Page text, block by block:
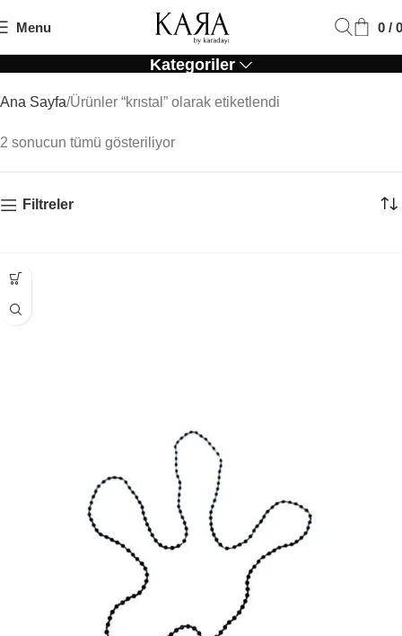
Menu 0 / 0
Krıstal
Kategoriler
Ana Sayfa Ürünler “krıstal” olarak etiketlendi
2 sonucun tümü gösteriliyor
Filtreler